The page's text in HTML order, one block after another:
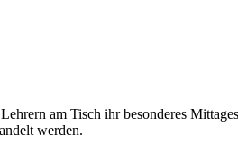
am Tisch ihr besonderes
werden.